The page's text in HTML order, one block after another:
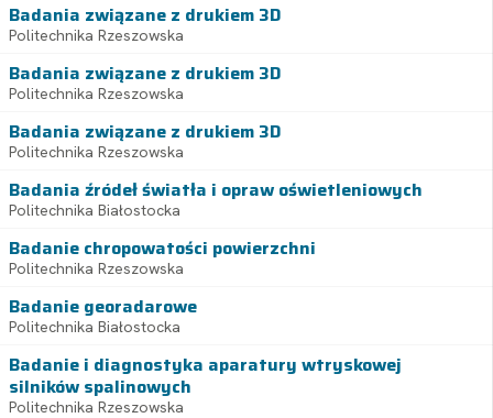
Badania związane z drukiem 3D
Politechnika Rzeszowska
Badania związane z drukiem 3D
Politechnika Rzeszowska
Badania związane z drukiem 3D
Politechnika Rzeszowska
Badania źródeł światła i opraw oświetleniowych
Politechnika Białostocka
Badanie chropowatości powierzchni
Politechnika Rzeszowska
Badanie georadarowe
Politechnika Białostocka
Badanie i diagnostyka aparatury wtryskowej
silników spalinowych
Politechnika Rzeszowska